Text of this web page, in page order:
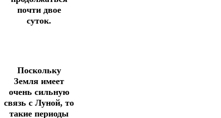
почти двое
суток.
Поскольку
Земля имеет
очень сильную
связь с Луной, то
такие периоды